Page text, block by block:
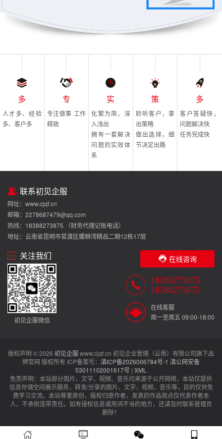
多
人才多、经验
多、客户多
专
专注做事 工作
精致
实
化繁为简，深
入浅出
拥有一套解决
问题的实效体
系
策
聆听客户，拿
出策略
做出选择，细
节决定出路
多
客户答疑快，
问题解决快
任务完成快
联系初见企服
网址：www.cjqf.cn
邮箱：2278687479@qq.com
热线：18388273875 （财务代理记账电话）
地址：云南省昆明市官渡区螺蛳湾精品二期12栋17层
关注我们
初见企服微信
在线咨询
18388273875
18388273875
在线客服
周一至周五 09:00-18:00
版权声明 © 2026 初见企服 www.cjqf.cn 初见企业管理（云南）有限公司旗下品
牌官网 版权所有 ICP备案号： 滇ICP备2026006784号-1 滇公网安备
53011102001617号 | XML
免责声明：本站部分图片、文字、视频、音乐均来源于公开网络，本站仅提供
信息存储空间展示服务，转发/分享的图片、文字、视频、音乐等，目的仅供免
费学习交流。本站尊重原创，版权归原作者，发表的作品观点仅代表作者本
人，不承担连带责任。如有侵权信息或用词不当的地方，还请及时联系管理员
删除！